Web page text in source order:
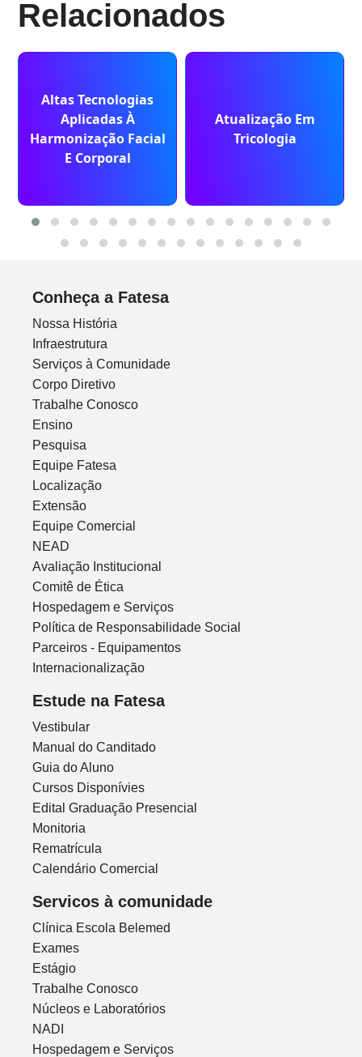
Relacionados
Altas Tecnologias
Aplicadas À
Harmonização Facial
E Corporal
Atualização Em
Tricologia
Conheça a Fatesa
Nossa História
Infraestrutura
Serviços à Comunidade
Corpo Diretivo
Trabalhe Conosco
Ensino
Pesquisa
Equipe Fatesa
Localização
Extensão
Equipe Comercial
NEAD
Avaliação Institucional
Comitê de Ética
Hospedagem e Serviços
Política de Responsabilidade Social
Parceiros - Equipamentos
Internacionalização
Estude na Fatesa
Vestibular
Manual do Canditado
Guia do Aluno
Cursos Disponívies
Edital Graduação Presencial
Monitoria
Rematrícula
Calendário Comercial
Servicos à comunidade
Clínica Escola Belemed
Exames
Estágio
Trabalhe Conosco
Núcleos e Laboratórios
NADI
Hospedagem e Serviços